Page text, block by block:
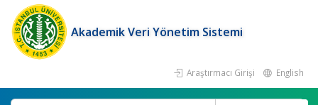
Akademik Veri Yönetim Sistemi
Araştırmacı Girişi English